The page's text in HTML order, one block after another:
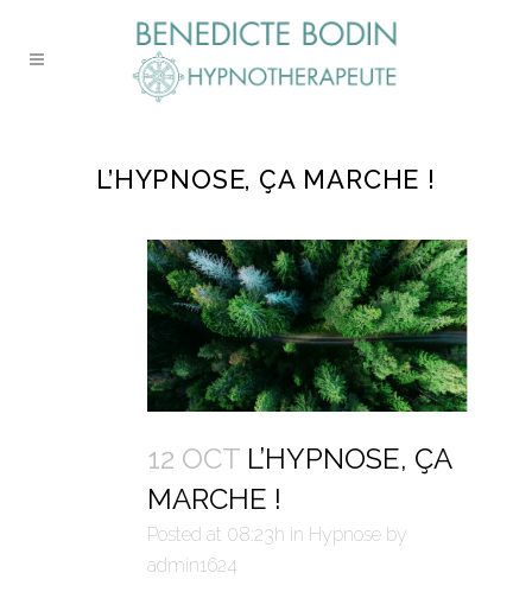
L’HYPNOSE, ÇA MARCHE !
12 OCT L’HYPNOSE, ÇA
MARCHE !
Posted at 08:23h in Hypnose by
admin1624